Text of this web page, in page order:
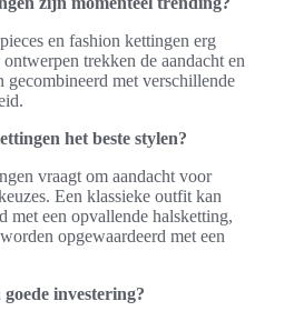
en fashion kettingen erg
trekken de aandacht en
met verschillende
het beste stylen?
vraagt om aandacht voor
Een klassieke outfit kan
met een opvallende halsketting,
opgewaardeerd met een
investering?